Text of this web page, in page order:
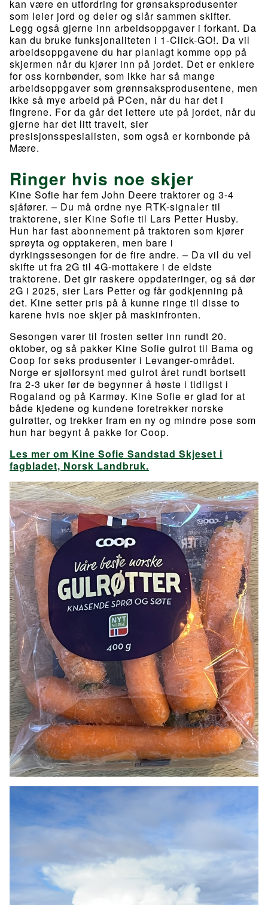
kan være en utfordring for grønsaksprodusenter
som leier jord og deler og slår sammen skifter.
Legg også gjerne inn arbeidsoppgaver i forkant. Da
kan du bruke funksjonaliteten i 1-Click-GO!. Da vil
arbeidsoppgavene du har planlagt komme opp på
skjermen når du kjører inn på jordet. Det er enklere
for oss kornbønder, som ikke har så mange
arbeidsoppgaver som grønnsaksprodusentene, men
ikke så mye arbeid på PCen, når du har det i
fingrene. For da går det lettere ute på jordet, når du
gjerne har det litt travelt, sier
presisjonsspesialisten, som også er kornbonde på
Mære.
Ringer hvis noe skjer
Kine Sofie har fem John Deere traktorer og 3-4
sjåfører. – Du må ordne nye RTK-signaler til
traktorene, sier Kine Sofie til Lars Petter Husby.
Hun har fast abonnement på traktoren som kjører
sprøyta og opptakeren, men bare i
dyrkingssesongen for de fire andre. – Da vil du vel
skifte ut fra 2G til 4G-mottakere i de eldste
traktorene. Det gir raskere oppdateringer, og så dør
2G i 2025, sier Lars Petter og får godkjenning på
det. Kine setter pris på å kunne ringe til disse to
karene hvis noe skjer på maskinfronten.
Sesongen varer til frosten setter inn rundt 20.
oktober, og så pakker Kine Sofie gulrot til Bama og
Coop for seks produsenter i Levanger-området.
Norge er sjølforsynt med gulrot året rundt bortsett
fra 2-3 uker før de begynner å høste i tidligst i
Rogaland og på Karmøy. Kine Sofie er glad for at
både kjedene og kundene foretrekker norske
gulrøtter, og trekker fram en ny og mindre pose som
hun har begynt å pakke for Coop.
Les mer om Kine Sofie Sandstad Skjeset i
fagbladet, Norsk Landbruk.